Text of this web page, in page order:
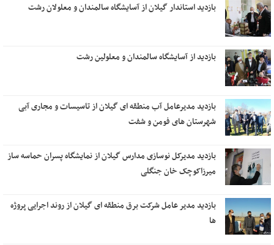
بازدید استاندار گیلان از آسایشگاه سالمندان و معلولان رشت
بازدید از آسایشگاه سالمندان و معلولین رشت
بازدید مدیرعامل آب منطقه ای گیلان از تاسیسات و مجاری آبی
شهرستان های فومن و شفت
بازدید مدیرکل نوسازی مدارس گیلان از نمایشگاه پسران حماسه ساز
میرزاکوچک خان جنگلی
بازدید مدیر عامل شرکت برق منطقه ای گیلان از روند اجرایی پروژه
ها